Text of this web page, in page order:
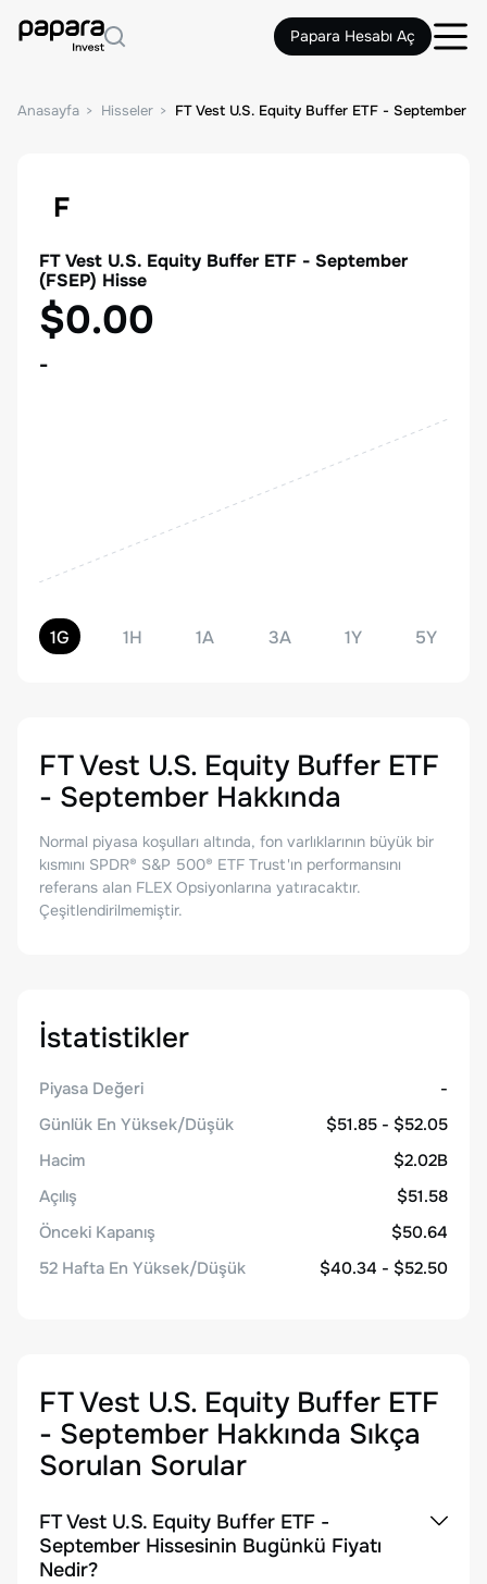
Papara Hesabı Aç
Anasayfa Hisseler FT Vest U.S. Equity Buffer ETF - September
F
FT Vest U.S. Equity Buffer ETF - September
(FSEP) Hisse
$0.00
-
1G 1H 1A 3A 1Y 5Y
FT Vest U.S. Equity Buffer ETF
- September Hakkında
Normal piyasa koşulları altında, fon varlıklarının büyük bir
kısmını SPDR® S&P 500® ETF Trust'ın performansını
referans alan FLEX Opsiyonlarına yatıracaktır.
Çeşitlendirilmemiştir.
İstatistikler
Piyasa Değeri
-
Günlük En Yüksek/Düşük
$51.85 - $52.05
Hacim
$2.02B
Açılış
$51.58
Önceki Kapanış
$50.64
52 Hafta En Yüksek/Düşük
$40.34 - $52.50
FT Vest U.S. Equity Buffer ETF
- September Hakkında Sıkça
Sorulan Sorular
FT Vest U.S. Equity Buffer ETF -
September Hissesinin Bugünkü Fiyatı
Nedir?